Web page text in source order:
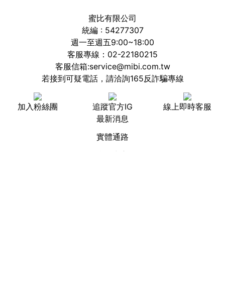
蜜比有限公司
統編 : 54277307
週一至週五9:00~18:00
客服專線：02-22180215
客服信箱:service@mibi.com.tw
若接到可疑電話，請洽詢165反詐騙專線
加入粉絲團 追蹤官方IG
線上即時客服
最新消息
實體通路
會員中心